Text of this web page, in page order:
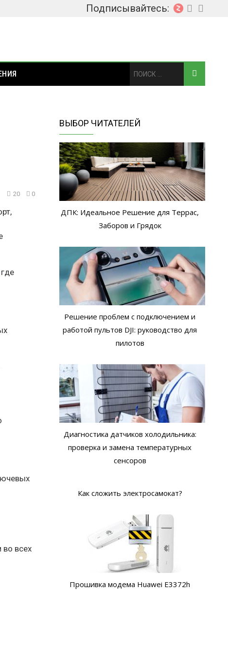
Подписывайтесь:
20 0
где
всех
ВЫБОР ЧИТАТЕЛЕЙ
ДПК: Идеальное Решение для Террас,
Заборов и Грядок
Решение проблем с подключением и
работой пультов DJI: руководство для
пилотов
Диагностика датчиков холодильника:
проверка и замена температурных
сенсоров
Как сложить электросамокат?
Прошивка модема Huawei E3372h